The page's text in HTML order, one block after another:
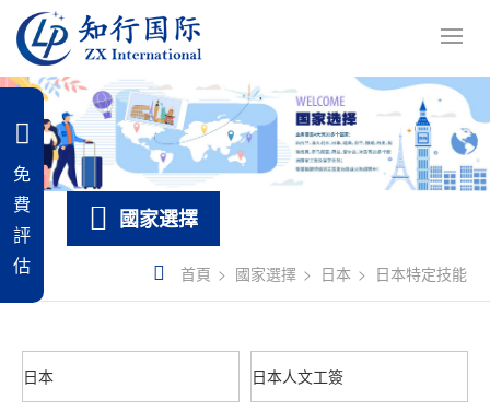
國家選擇
首頁 國家選擇 日本 日本特定技能
日本 日本人文工簽
免
費
評
估